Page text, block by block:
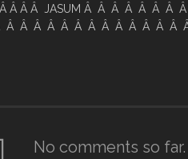
Â Â Â Â JASUM Â Â Â Â Â Â Â
Â Â Â Â Â Â Â Â Â Â Â Â
No comments so far.